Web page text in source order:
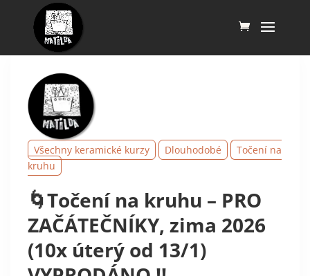
Všechny keramické kurzy Dlouhodobé
Točení na
kruhu
🌀Točení na kruhu – PRO
ZAČÁTEČNÍKY, zima 2026
(10x úterý od 13/1)